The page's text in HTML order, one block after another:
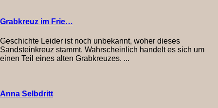
Grabkreuz im Frie…
Geschichte Leider ist noch unbekannt, woher dieses
Sandsteinkreuz stammt. Wahrscheinlich handelt es sich um
einen Teil eines alten Grabkreuzes. ...
Anna Selbdritt